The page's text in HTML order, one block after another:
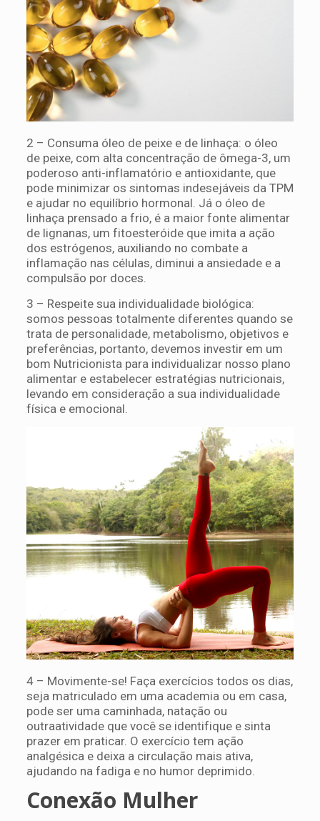
2 – Consuma óleo de peixe e de linhaça: o óleo
de peixe, com alta concentração de ômega-3, um
poderoso anti-inflamatório e antioxidante, que
pode minimizar os sintomas indesejáveis da TPM
e ajudar no equilíbrio hormonal. Já o óleo de
linhaça prensado a frio, é a maior fonte alimentar
de lignanas, um fitoesteróide que imita a ação
dos estrógenos, auxiliando no combate a
inflamação nas células, diminui a ansiedade e a
compulsão por doces.
3 – Respeite sua individualidade biológica:
somos pessoas totalmente diferentes quando se
trata de personalidade, metabolismo, objetivos e
preferências, portanto, devemos investir em um
bom Nutricionista para individualizar nosso plano
alimentar e estabelecer estratégias nutricionais,
levando em consideração a sua individualidade
física e emocional.
4 – Movimente-se! Faça exercícios todos os dias,
seja matriculado em uma academia ou em casa,
pode ser uma caminhada, natação ou
outraatividade que você se identifique e sinta
prazer em praticar. O exercício tem ação
analgésica e deixa a circulação mais ativa,
ajudando na fadiga e no humor deprimido.
Conexão Mulher